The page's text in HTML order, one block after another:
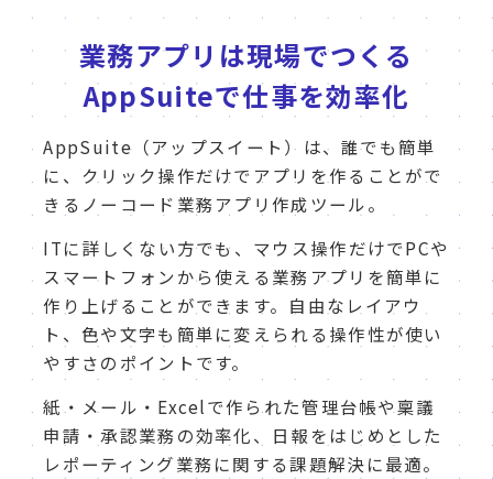
業務アプリは現場でつくる
AppSuiteで仕事を効率化
AppSuite（アップスイート）は、誰でも簡単
に、クリック操作だけでアプリを作ることがで
きるノーコード業務アプリ作成ツール。
ITに詳しくない方でも、マウス操作だけでPCや
スマートフォンから使える業務アプリを簡単に
作り上げることができます。自由なレイアウ
ト、色や文字も簡単に変えられる操作性が使い
やすさのポイントです。
紙・メール・Excelで作られた管理台帳や稟議
申請・承認業務の効率化、日報をはじめとした
レポーティング業務に関する課題解決に最適。